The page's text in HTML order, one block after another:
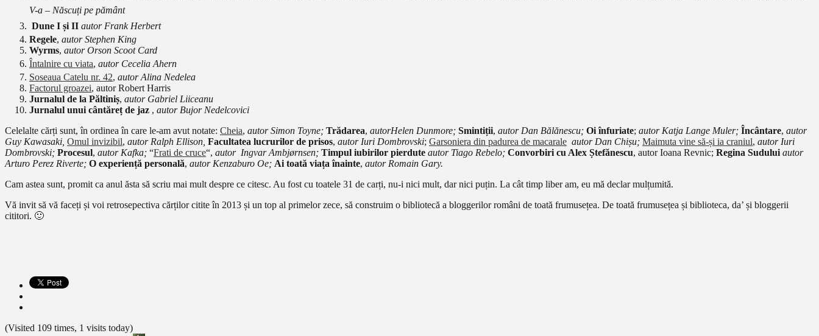
V-a – Născuți pe pământ
Dune I și II autor Frank Herbert
Regele, autor Stephen King
Wyrms, autor Orson Scoot Card
Întalnire cu viata, autor Cecelia Ahern
Soseaua Catelu nr. 42, autor Alina Nedelea
Factorul groazei, autor Robert Harris
Jurnalul de la Păltiniș, autor Gabriel Liiceanu
Jurnalul unui cântăreț de jaz , autor Bujor Nedelcovici
Celelalte cărți sunt, în ordinea în care le-am avut notate: Cheia, autor Simon Toyne; Trădarea, autorHelen Dunmore; Smintiții, autor Dan Bălănescu; Oi înfuriate; autor Katja Lange Muler; Încântare, autor
Guy Kawasaki, Omul invizibil, autor Ralph Ellison, Facultatea lucrurilor de prisos, autor Iuri Dombrovski; Garsoniera din padurea de macarale autor Dan Chișu; Maimuta vine să-și ia craniul, autor Iuri
Dombrovski; Procesul, autor Kafka; “Frati de cruce“, autor Ingvar Ambjørnsen; Timpul iubirilor pierdute autor Tiago Rebelo; Convorbiri cu Alex Ștefănescu, autor Ioana Revnic; Regina Sudului autor
Arturo Perez Riverte; O experiență personală, autor Kenzaburo Oe; Ai toată viața înainte, autor Romain Gary.
Cam astea sunt, promit ca anul ăsta să scriu mai mult despre ce citesc. Au fost cu toatele 31 de carți, nu-i nici mult, dar nici puțin. La cât timp liber am, eu mă declar mulțumită.
Vă invit să vă faceți și voi retrosepectiva cărților citite în 2013 și un top al primelor zece, să construim o bibliotecă a bloggerilor români de toată frumusețea. De toată frumusețea și biblioteca, da’ și bloggerii
cititori. 🙂
(Visited 109 times, 1 visits today)